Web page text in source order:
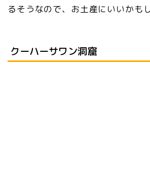
るそうなので、お土産にいいかも
クーハーサワン洞窟